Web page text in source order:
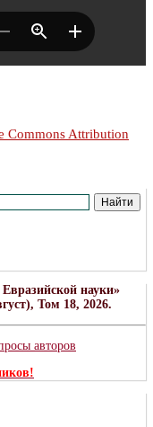
Commons Attribution
науки»
Том 18, 2026.
авторов